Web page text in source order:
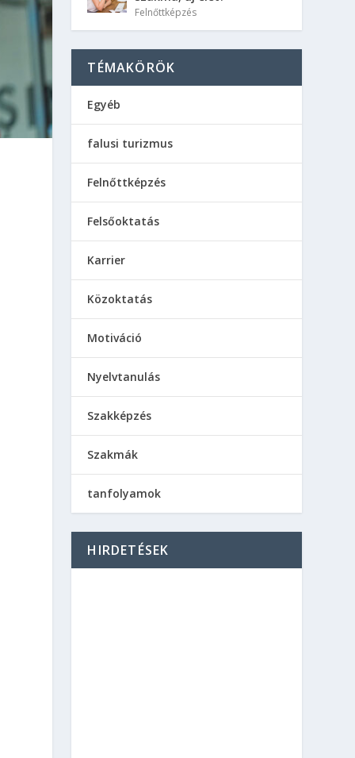
Felnőttképzés
TÉMAKÖRÖK
Egyéb
falusi turizmus
Felnőttképzés
Felsőoktatás
Karrier
Közoktatás
Motiváció
Nyelvtanulás
Szakképzés
Szakmák
tanfolyamok
HIRDETÉSEK